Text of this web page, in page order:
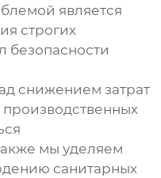
является
строгих
безопасности
снижением затрат
мы уделяем
санитарных